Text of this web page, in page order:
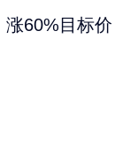
60%目标价